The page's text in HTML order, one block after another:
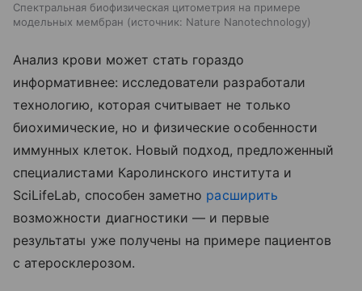
Спектральная биофизическая цитометрия на примере
модельных мембран
источник: Nature Nanotechnology
Анализ крови может стать гораздо
информативнее: исследователи разработали
технологию, которая считывает не только
биохимические, но и физические особенности
иммунных клеток. Новый подход, предложенный
специалистами Каролинского института и
SciLifeLab, способен заметно расширить
возможности диагностики — и первые
результаты уже получены на примере пациентов
с атеросклерозом.